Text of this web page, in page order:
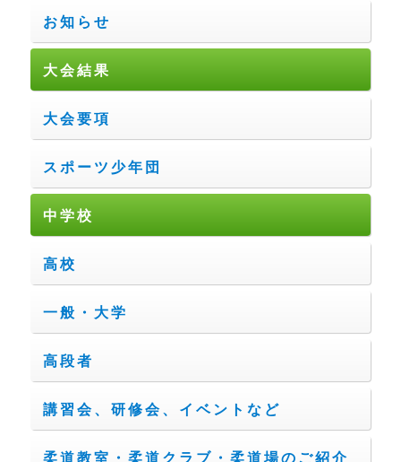
お知らせ
大会結果
大会要項
スポーツ少年団
中学校
高校
一般・大学
高段者
講習会、研修会、イベントなど
柔道教室・柔道クラブ・柔道場のご紹介